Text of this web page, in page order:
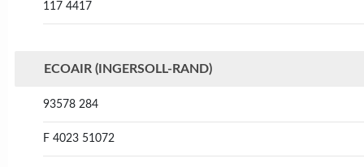
117 4417
ECOAIR (INGERSOLL-RAND)
93578 284
F 4023 51072